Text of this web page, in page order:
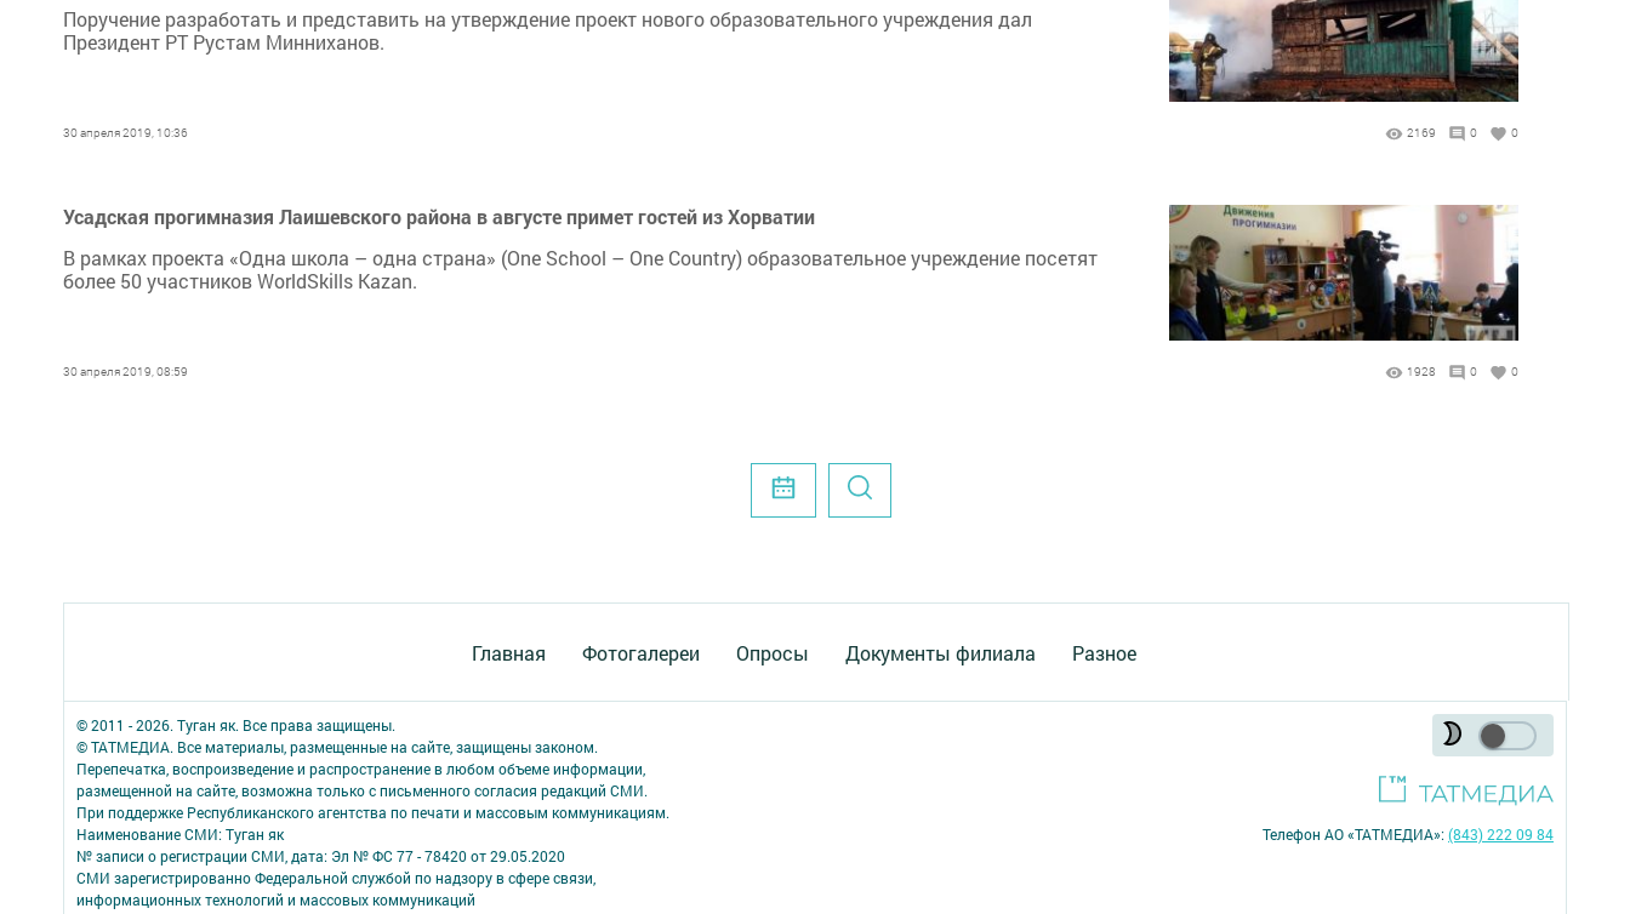
Поручение разработать и представить на утверждение проект нового образовательного учреждения дал
Президент РТ Рустам Минниханов.
30 апреля 2019, 10:36 2169 0 0
Усадская прогимназия Лаишевского района в августе примет гостей из Хорватии
В рамках проекта «Одна школа – одна страна» (One School – One Country) образовательное учреждение посетят
более 50 участников WorldSkills Kazan.
30 апреля 2019, 08:59 1928 0 0
Главная Фотогалереи Опросы Документы филиала Разное
© 2011 - 2026. Туган як. Все права защищены.
© ТАТМЕДИА. Все материалы, размещенные на сайте, защищены законом.
Перепечатка, воспроизведение и распространение в любом объеме информации,
размещенной на сайте, возможна только с письменного согласия редакций СМИ.
При поддержке Республиканского агентства по печати и массовым коммуникациям.
Наименование СМИ: Туган як
№ записи о регистрации СМИ, дата: Эл № ФС 77 - 78420 от 29.05.2020
СМИ зарегистрированно Федеральной службой по надзору в сфере связи,
информационных технологий и массовых коммуникаций
Телефон АО «ТАТМЕДИА»:(843) 222 09 84